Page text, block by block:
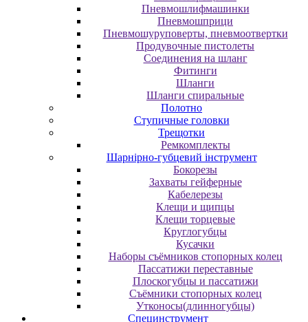
Пневмошлифмашинки
Пневмошприци
Пневмошуруповерты, пневмоотвертки
Продувочные пистолеты
Соединения на шланг
Фитинги
Шланги
Шланги спиральные
Полотно
Ступичные головки
Трещотки
Ремкомплекты
Шарнірно-губцевий інструмент
Бокорезы
Захваты гейферные
Кабелерезы
Клещи и щипцы
Клещи торцевые
Круглогубцы
Кусачки
Наборы съёмников стопорных колец
Пассатижи переставные
Плоскогубцы и пассатижи
Съёмники стопорных колец
Утконосы(длинногубцы)
Специнструмент